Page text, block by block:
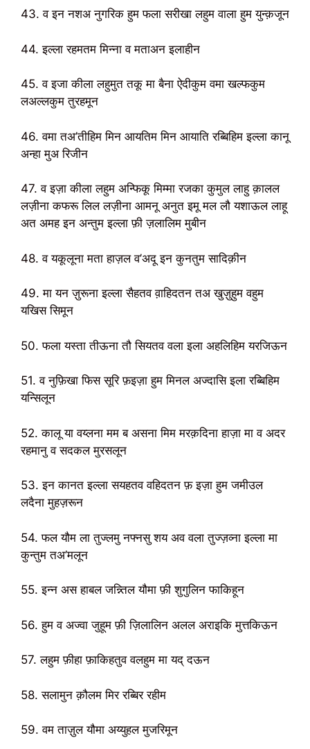
43. व इन नशअ नुगरिक हुम फला सरीखा लहुम वाला हुम युन्क़जून
44. इल्ला रहमतम मिन्ना व मताअन इलाहीन
45. व इजा कीला लहुमुत तकू मा बैना ऐदीकुम वमा खल्फकुम
लअल्लकुम तुरहमून
46. वमा तअ’तीहिम मिन आयतिम मिन आयाति रब्बिहिम इल्ला कानू
अन्हा मुअ रिजीन
47. व इज़ा कीला लहुम अन्फिकू मिम्मा रजका कुमुल लाहु क़ालल
लज़ीना कफरू लिल लज़ीना आमनू अनुत इमू मल लौ यशाऊल लाहू
अत अमह इन अन्तुम इल्ला फ़ी ज़लालिम मुबीन
48. व यकूलूना मता हाज़ल व’अदू इन कुनतुम सादिक़ीन
49. मा यन ज़ुरूना इल्ला सैहतव व़ाहिदतन तअ खुज़ुहुम वहुम
यखिस सिमून
50. फला यस्ता तीऊना तौ सियतव वला इला अहलिहिम यरजिऊन
51. व नुफ़िखा फिस सूरि फ़इज़ा हुम मिनल अज्दासि इला रब्बिहिम
यन्सिलून
52. कालू या वय्लना मम ब असना मिम मरक़दिना हाज़ा मा व अदर
रहमानु व सदकल मुरसलून
53. इन कानत इल्ला सयहतव वहिदतन फ़ इज़ा हुम जमीउल
लदैना मुहज़रून
54. फल यौम ला तुज्लमु नफ्नसु शय अव वला तुज्ज़व्ना इल्ला मा
कुन्तुम तअ’मलून
55. इन्न अस हाबल जन्न्तिल यौमा फ़ी शुगुलिन फाकिहून
56. हुम व अज्वा जुहूम फ़ी ज़िलालिन अलल अराइकि मुत्तकिऊन
57. लहुम फ़ीहा फ़ाकिहतुव वलहुम मा यद् दऊन
58. सलामुन क़ौलम मिर रब्बिर रहीम
59. वम ताज़ुल यौमा अय्युहल मुजरिमून